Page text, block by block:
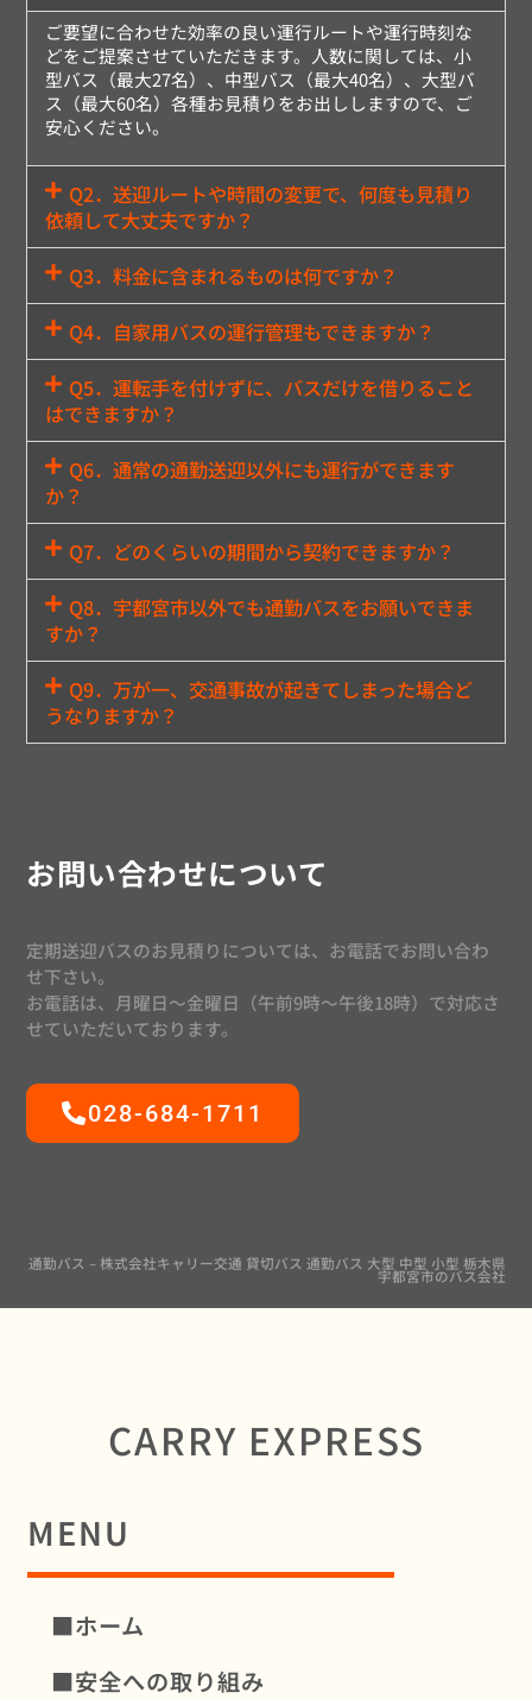
ご要望に合わせた効率の良い運行ルートや運行時刻な
どをご提案させていただきます。人数に関しては、小
型バス（最大27名）、中型バス（最大40名）、大型バ
ス（最大60名）各種お見積りをお出ししますので、ご
安心ください。
Q2．送迎ルートや時間の変更で、何度も見積り
依頼して大丈夫ですか？
Q3．料金に含まれるものは何ですか？
Q4．自家用バスの運行管理もできますか？
Q5．運転手を付けずに、バスだけを借りること
はできますか？
Q6．通常の通勤送迎以外にも運行ができます
か？
Q7．どのくらいの期間から契約できますか？
Q8．宇都宮市以外でも通勤バスをお願いできま
すか？
Q9．万が一、交通事故が起きてしまった場合ど
うなりますか？
お問い合わせについて
定期送迎バスのお見積りについては、お電話でお問い合わ
せ下さい。
お電話は、月曜日〜金曜日（午前9時〜午後18時）で対応さ
せていただいております。
028-684-1711
通勤バス – 株式会社キャリー交通 貸切バス 通勤バス 大型 中型 小型 栃木県
宇都宮市のバス会社
CARRY EXPRESS
MENU
■ホーム
■安全への取り組み